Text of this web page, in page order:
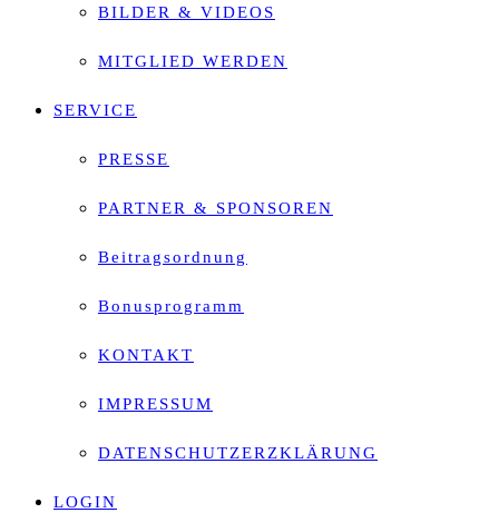
BILDER & VIDEOS
MITGLIED WERDEN
SERVICE
PRESSE
PARTNER & SPONSOREN
Beitragsordnung
Bonusprogramm
KONTAKT
IMPRESSUM
DATENSCHUTZERZKLÄRUNG
LOGIN